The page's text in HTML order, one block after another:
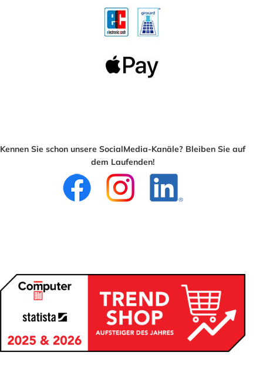
Kennen Sie schon unsere SocialMedia-Kanäle? Bleiben Sie auf
dem Laufenden!